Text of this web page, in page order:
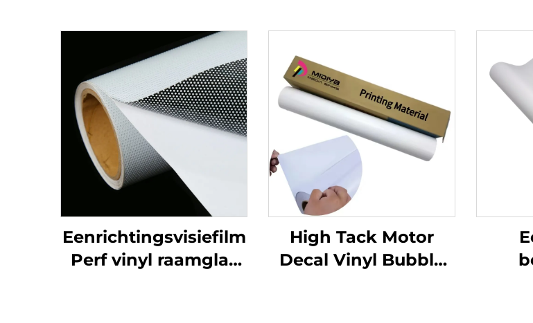
Eenrichtingsvisiefilm
Perf vinyl raamglas
High Tack Motor
Decal Vinyl Bubble